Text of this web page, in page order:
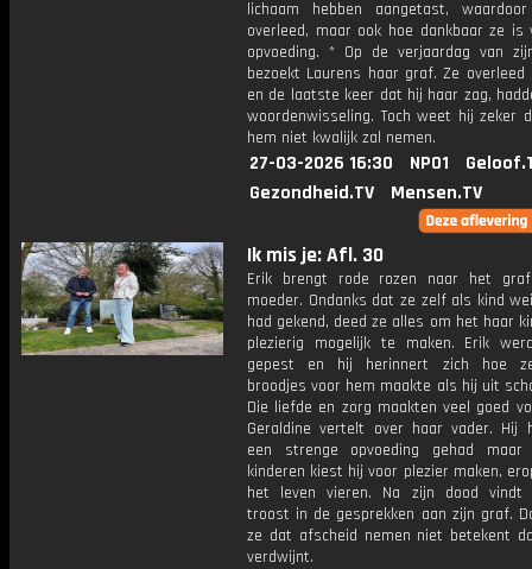
lichaam hebben aangetast,
overleed, maar ook hoe dankbaar ze is
opvoeding. * Op de verjaardag van
bezoekt Laurens haar graf. Ze overleed
en de laatste keer dat hij haar zag,
woordenwisseling. Toch weet hij zeker
hem niet kwalijk zal nemen.
27-03-2026 16:30 NPO1
Gezondheid.TV
Mensen.TV
Ik mis je: Afl. 30
Erik brengt rode rozen naar het
moeder. Ondanks dat ze zelf als kind
had gekend, deed ze alles om het haar
plezierig mogelijk te maken. Erik
gepest en hij herinnert zich hoe
broodjes voor hem maakte als hij uit
Die liefde en zorg maakten veel goed
Geraldine vertelt over haar vader. Hij
een strenge opvoeding gehad
kinderen kiest hij voor plezier maken,
het leven vieren. Na zijn dood vindt
troost in de gesprekken aan zijn graf.
ze dat afscheid nemen niet betekent
verdwijnt.